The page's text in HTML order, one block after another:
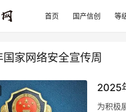
首页 国产信创 等
家网络安全宣传周
2025
为积极